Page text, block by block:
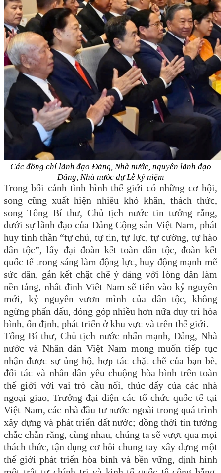
Các đồng chí lãnh đạo Đảng, Nhà nước, nguyên lãnh đạo
Đảng, Nhà nước dự Lễ kỷ niệm
Trong bối cảnh tình hình thế giới có những cơ hội,
song cũng xuất hiện nhiều khó khăn, thách thức,
song Tổng Bí thư, Chủ tịch nước tin tưởng rằng,
dưới sự lãnh đạo của Đảng Cộng sản Việt Nam, phát
huy tinh thần “tự chủ, tự tin, tự lực, tự cường, tự hào
dân tộc”, lấy đại đoàn kết toàn dân tộc, đoàn kết
quốc tế trong sáng làm động lực, huy động mạnh mẽ
sức dân, gắn kết chặt chẽ ý đảng với lòng dân làm
nền tảng, nhất định Việt Nam sẽ tiến vào kỷ nguyên
mới, kỷ nguyên vươn mình của dân tộc, không
ngừng phấn đấu, đóng góp nhiều hơn nữa duy trì hòa
bình, ổn định, phát triển ở khu vực và trên thế giới.
Tổng Bí thư, Chủ tịch nước nhấn mạnh, Đảng, Nhà
nước và Nhân dân Việt Nam mong muốn tiếp tục
nhận được sự ủng hộ, hợp tác chặt chẽ của bạn bè,
đối tác và nhân dân yêu chuộng hòa bình trên toàn
thế giới với vai trò cầu nối, thúc đẩy của các nhà
ngoại giao, Trưởng đại diện các tổ chức quốc tế tại
Việt Nam, các nhà đầu tư nước ngoài trong quá trình
xây dựng và phát triển đất nước; đồng thời tin tưởng
chắc chắn rằng, cùng nhau, chúng ta sẽ vượt qua mọi
thách thức, tận dụng cơ hội chung tay xây dựng một
thế giới phát triển hòa bình và bền vững, định hình